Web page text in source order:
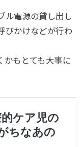
ル電源の貸し出し
びかけなどが行わ
かもとても大事に